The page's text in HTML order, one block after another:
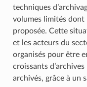
techniques
volumes limités dont
proposée. Cette
et les acteurs du
organisés pour être
croissants
archivés, grâce à un